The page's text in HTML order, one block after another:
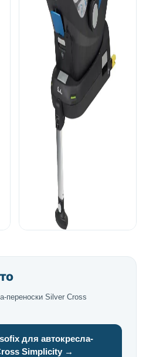
переноски Silver Cross
для автокресла-
Simplicity →